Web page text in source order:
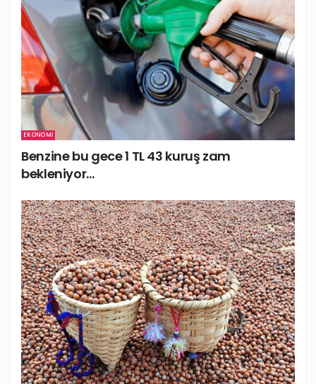
EKONOMI
Benzine bu gece 1 TL 43 kuruş zam
bekleniyor…